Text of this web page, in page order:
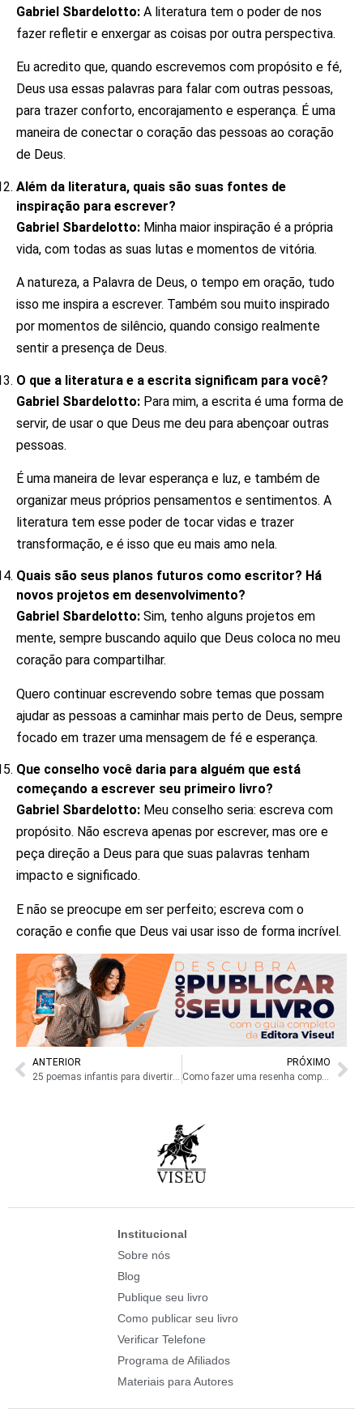
Gabriel Sbardelotto: A literatura tem o poder de nos
fazer refletir e enxergar as coisas por outra perspectiva.
Eu acredito que, quando escrevemos com propósito e fé,
Deus usa essas palavras para falar com outras pessoas,
para trazer conforto, encorajamento e esperança. É uma
maneira de conectar o coração das pessoas ao coração
de Deus.
Além da literatura, quais são suas fontes de
inspiração para escrever?
Gabriel Sbardelotto: Minha maior inspiração é a própria
vida, com todas as suas lutas e momentos de vitória.
A natureza, a Palavra de Deus, o tempo em oração, tudo
isso me inspira a escrever. Também sou muito inspirado
por momentos de silêncio, quando consigo realmente
sentir a presença de Deus.
O que a literatura e a escrita significam para você?
Gabriel Sbardelotto: Para mim, a escrita é uma forma de
servir, de usar o que Deus me deu para abençoar outras
pessoas.
É uma maneira de levar esperança e luz, e também de
organizar meus próprios pensamentos e sentimentos. A
literatura tem esse poder de tocar vidas e trazer
transformação, e é isso que eu mais amo nela.
Quais são seus planos futuros como escritor? Há
novos projetos em desenvolvimento?
Gabriel Sbardelotto: Sim, tenho alguns projetos em
mente, sempre buscando aquilo que Deus coloca no meu
coração para compartilhar.
Quero continuar escrevendo sobre temas que possam
ajudar as pessoas a caminhar mais perto de Deus, sempre
focado em trazer uma mensagem de fé e esperança.
Que conselho você daria para alguém que está
começando a escrever seu primeiro livro?
Gabriel Sbardelotto: Meu conselho seria: escreva com
propósito. Não escreva apenas por escrever, mas ore e
peça direção a Deus para que suas palavras tenham
impacto e significado.
E não se preocupe em ser perfeito; escreva com o
coração e confie que Deus vai usar isso de forma incrível.
ANTERIOR
PRÓXIMO
Como fazer uma resenha completa: guia completo com 7 passos
Institucional
Sobre nós
Blog
Publique seu livro
Como publicar seu livro
Verificar Telefone
Programa de Afiliados
Materiais para Autores